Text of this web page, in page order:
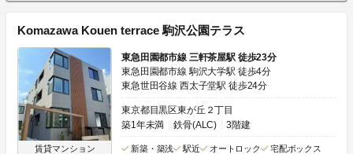
Komazawa Kouen terrace 駒沢公園テラス
賃貸マンション
東急田園都市線 三軒茶屋駅 徒歩23分
東急田園都市線 駒沢大学駅 徒歩4分
東急世田谷線 西太子堂駅 徒歩24分
東京都目黒区東が丘２丁目
築1年未満
鉄骨(ALC) 3階建
新築・築浅 駅近 オートロック 宅配ボックス